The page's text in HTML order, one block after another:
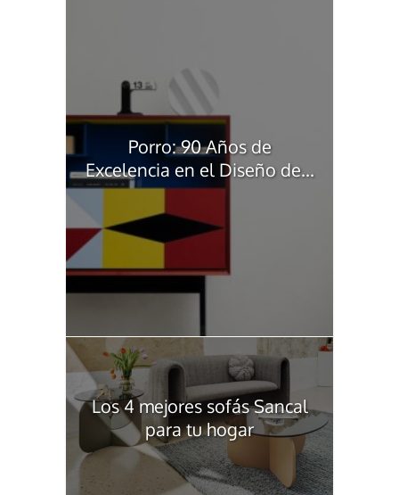
Porro: 90 Años de
Excelencia en el Diseño de...
Los 4 mejores sofás Sancal
para tu hogar